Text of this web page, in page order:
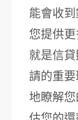
能會收
您提供
就是信
請的重
地瞭解